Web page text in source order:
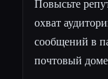
Повысьте
охват
сообщений в
почтовый